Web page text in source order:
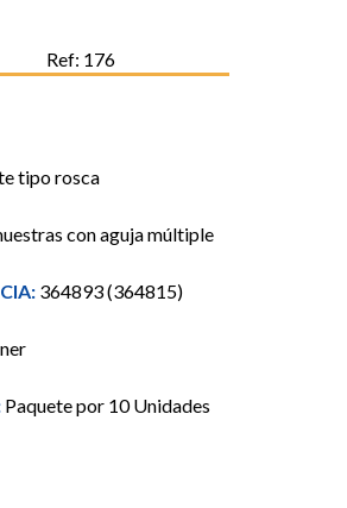
Ref: 176
tipo rosca
con aguja múltiple
364893 (364815)
Paquete por 10 Unidades